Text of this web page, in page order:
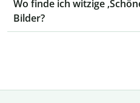
Wo finde ich witzige
Bilder?